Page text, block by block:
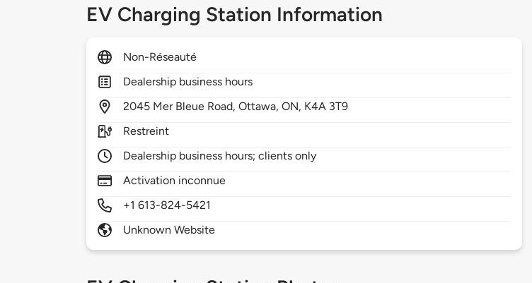
EV Charging Station Information
Non-Réseauté
Dealership business hours
2045 Mer Bleue Road,Ottawa,ON, K4A 3T9
Restreint
Dealership business hours; clients only
Activation inconnue
+1 613-824-5421
Unknown Website